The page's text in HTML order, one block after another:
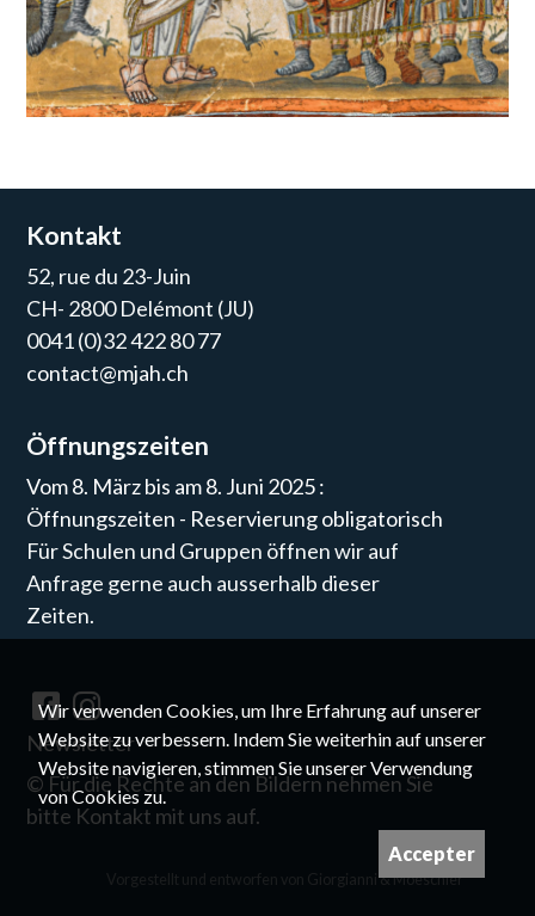
Kontakt
52, rue du 23-Juin
CH- 2800 Delémont (JU)
0041 (0)32 422 80 77
contact@mjah.ch
Öffnungszeiten
Vom 8. März bis am 8. Juni 2025 :
Öffnungszeiten - Reservierung obligatorisch
Für Schulen und Gruppen öffnen wir auf
Anfrage gerne auch ausserhalb dieser
Zeiten.
Newsletter
©Für die Rechte an den Bildern nehmen Sie
bitte Kontakt mit uns auf.
Giorgianni & Moeschler
Wir verwenden Cookies, um Ihre Erfahrung auf unserer
Website zu verbessern. Indem Sie weiterhin auf unserer
Website navigieren, stimmen Sie unserer Verwendung
von Cookies zu.
Accepter